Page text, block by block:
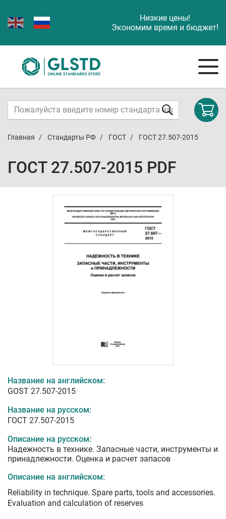
Низкие цены!
Экономим время и бюджет!
Главная Стандарты РФ ГОСТ ГОСТ 27.507-2015
ГОСТ 27.507-2015 PDF
Название на английском:
GOST 27.507-2015
Название на русском:
ГОСТ 27.507-2015
Описание на русском:
Надежность в технике. Запасные части, инструменты и
принадлежности. Оценка и расчет запасов
Описание на английском:
Reliability in technique. Spare parts, tools and accessories.
Evaluation and calculation of reserves